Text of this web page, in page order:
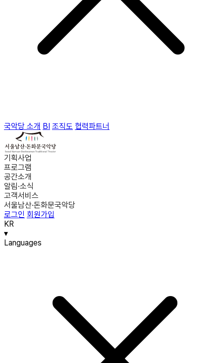
국악당 소개 BI 조직도 협력파트너
기획사업
프로그램
공간소개
알림·소식
고객서비스
서울남산·돈화문국악당
로그인 회원가입
KR
▾
Languages